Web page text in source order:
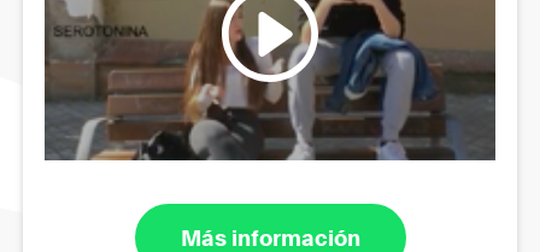
Más información